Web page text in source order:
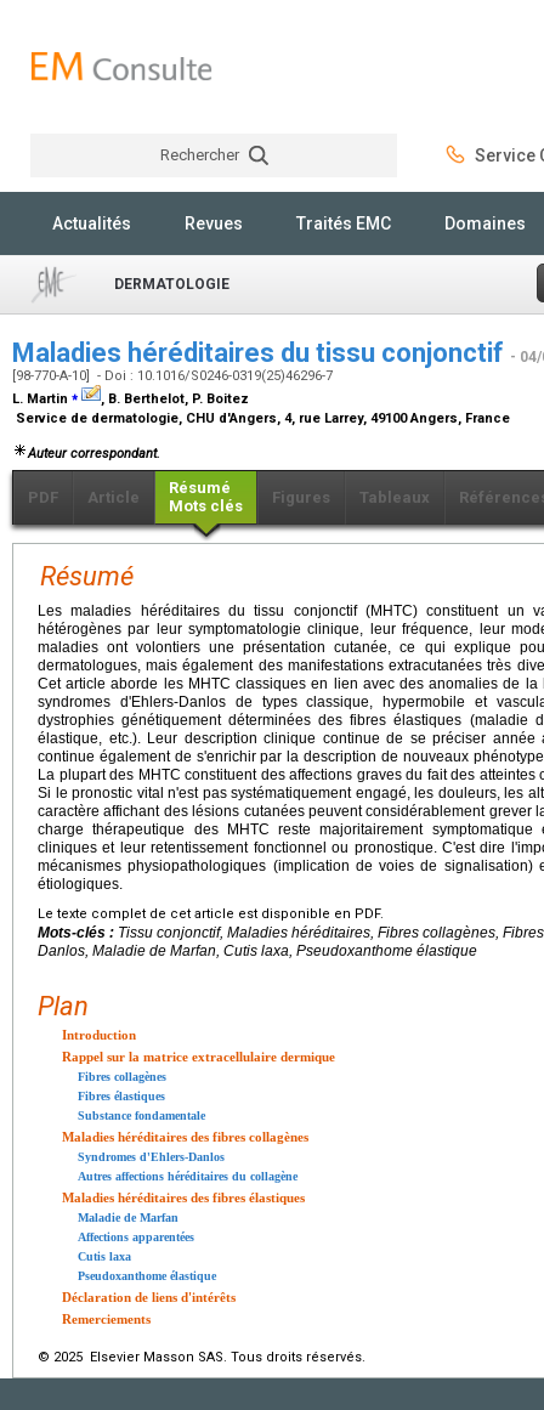
Rechercher Service
Actualités Revues Traités EMC Domaines
DERMATOLOGIE
Maladies héréditaires du tissu conjonctif -
[98-770-A-10] - Doi : 10.1016/S0246-0319(25)46296-7
L. Martin ⁎
, B. Berthelot, P. Boitez
Service de dermatologie, CHU d'Angers, 4, rue Larrey, 49100 Angers, France
Auteur correspondant.
PDF Article
Résumé
Mots clés
Figures Tableaux
Résumé
Les maladies héréditaires du tissu conjonctif (MHTC) constituent un
hétérogènes par leur symptomatologie clinique, leur fréquence, leur
maladies ont volontiers une présentation cutanée, ce qui explique
dermatologues, mais également des manifestations extracutanées très
Cet article aborde les MHTC classiques en lien avec des anomalies de
syndromes d'Ehlers-Danlos de types classique, hypermobile et
dystrophies génétiquement déterminées des fibres élastiques (maladie
élastique, etc.). Leur description clinique continue de se préciser
continue également de s'enrichir par la description de nouveaux
La plupart des MHTC constituent des affections graves du fait des
Si le pronostic vital n'est pas systématiquement engagé, les douleurs, les
caractère affichant des lésions cutanées peuvent considérablement grever
charge thérapeutique des MHTC reste majoritairement
cliniques et leur retentissement fonctionnel ou pronostique. C'est dire
mécanismes physiopathologiques (implication de voies de signalisation)
étiologiques.
Le texte complet de cet article est disponible en PDF.
Mots-clés : Tissu conjonctif, Maladies héréditaires, Fibres collagènes,
Danlos, Maladie de Marfan, Cutis laxa, Pseudoxanthome élastique
Plan
Introduction
Rappel sur la matrice extracellulaire dermique
Fibres collagènes
Fibres élastiques
Substance fondamentale
Maladies héréditaires des fibres collagènes
Syndromes d'Ehlers-Danlos
Autres affections héréditaires du collagène
Maladies héréditaires des fibres élastiques
Maladie de Marfan
Affections apparentées
Cutis laxa
Pseudoxanthome élastique
Déclaration de liens d'intérêts
Remerciements
© 2025 Elsevier Masson SAS. Tous droits réservés.